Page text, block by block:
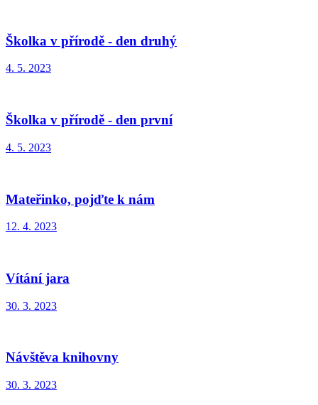
Školka v přírodě - den druhý
4. 5. 2023
Školka v přírodě - den první
4. 5. 2023
Mateřinko, pojďte k nám
12. 4. 2023
Vítání jara
30. 3. 2023
Návštěva knihovny
30. 3. 2023